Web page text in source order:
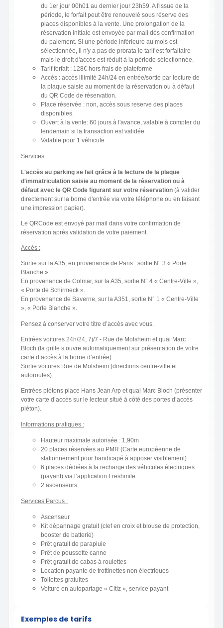
du 1er jour 00h01 au dernier jour 23h59. A l'issue de la
période, le forfait peut être renouvelé sous réserve des
places disponibles à la vente. Une prolongation de la
réservation initiale est envoyée par mail dès confirmation
du paiement. Si une période inférieure au mois est
sélectionnée, il n'y a pas de prorata le tarif est forfaitaire
mais le droit d'accès est réduit à la période sélectionnée.
Tarif forfait : 128€ hors frais de plateforme
Accès : accès illimité 24h/24 en entrée/sortie par lecture de
la plaque saisie au moment de la réservation ou à défaut
du QR Code de réservation.
Place réservée : non, accès sous reserve des places
disponibles.
Ouvert à la vente: 60 jours à l'avance, valable à compter du
lendemain si la transaction est validée.
Valable pour 1 véhicule
Services :
L'accès au parking se fait grâce à la lecture de la plaque
d'immatriculation saisie au moment de la réservation ou à
défaut avec le QR Code figurant sur votre réservation (à valider
directement sur la borne d'entrée via votre téléphone ou en faisant
une impression papier).
Le QRCode est envoyé par mail dans votre confirmation de
réservation après validation de votre paiement.
Accès :
Sortie sur la A35, en provenance de Paris : sortie N° 3 « Porte
Blanche »
En provenance de Colmar, sur la A35, sortie N° 4 « Centre-Ville »,
« Porte de Schirmeck ».
En provenance de Saverne, sur la A351, sortie N° 1 « Centre-Ville
», « Porte Blanche ».
Pensez à conserver votre titre d’accès avec vous.
Entrées voitures 24h/24, 7j/7 - Rue de Molsheim et quai Marc
Bloch (la grille s’ouvre automatiquement sur présentation de votre
carte d’accès à la borne d’entrée).
Sortie voitures Rue de Molsheim (directions centre-ville et
autoroutes).
Entrées piétons place Hans Jean Arp et quai Marc Bloch (présenter
votre carte d’accès sur le lecteur situé à côté des portes d’accès
piéton).
Informations pratiques :
Hauteur maximale autorisée : 1,90m
20 places réservées au PMR (Carte européenne de
stationnement pour handicapé à apposer visiblement)
6 places dédiées à la recharge des véhicules électriques
(payant) via l’application Freshmile.
2 ascenseurs
Services Parcus :
Ascenseur
Kit dépannage gratuit (clef en croix et blouse de protection,
booster de batterie)
Prêt gratuit de parapluie
Prêt de poussette canne
Prêt gratuit de cabas à roulettes
Location payante de trottinettes non électriques
Toilettes gratuites
Voiture en autopartage « Citiz », service payant
Exemples de tarifs